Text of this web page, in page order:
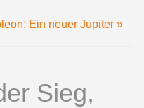
Ein neuer Jupiter »
Sieg,